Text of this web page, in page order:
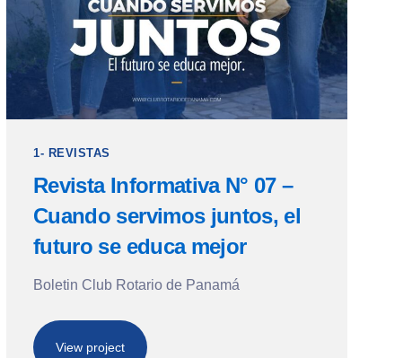
1- REVISTAS
Revista Informativa N° 07 –
Cuando servimos juntos, el
futuro se educa mejor
Boletin Club Rotario de Panamá
View project